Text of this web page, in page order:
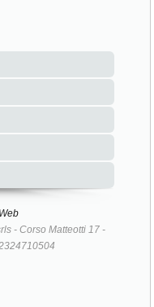
- Corso Matteotti 17 -